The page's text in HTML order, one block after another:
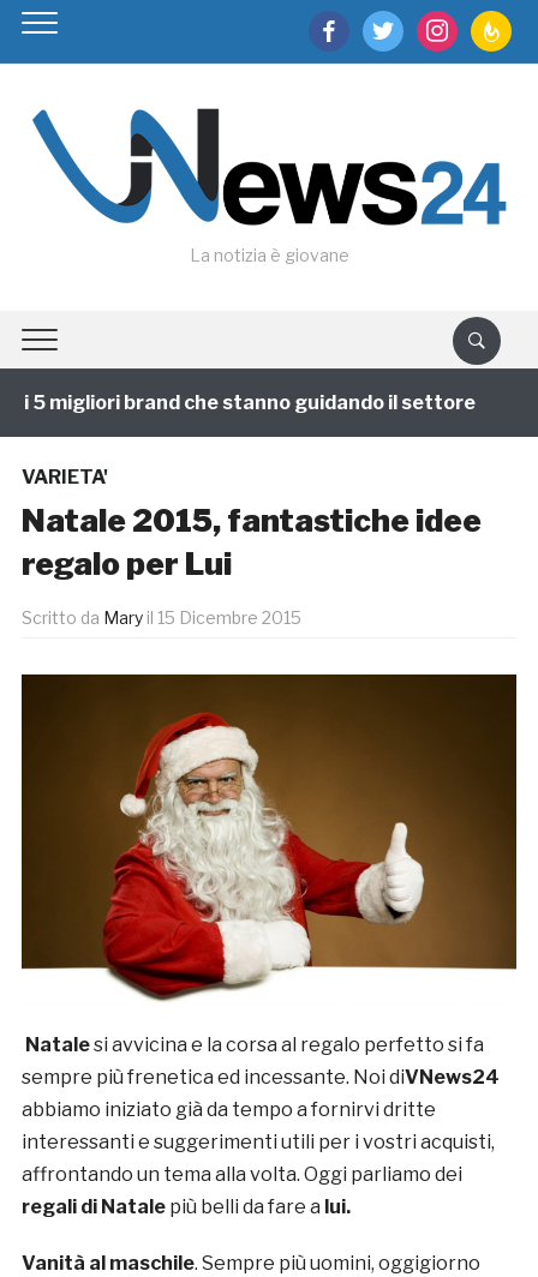
facebooktwitter instagram
La notizia è giovane
5 migliori brand che stanno guidando il settore
VARIETA'
Natale 2015, fantastiche idee
regalo per Lui
Scritto da Mary il 15 Dicembre 2015
Natalesi avvicina e la corsa al regalo perfetto si fa
sempre più frenetica ed incessante. Noi diVNews24
abbiamo iniziato già da tempo a fornirvi dritte
interessanti e suggerimenti utili per i vostri acquisti,
affrontando un tema alla volta. Oggi parliamo dei
regali di Natalepiù belli da fare a lui.
Vanità al maschile. Sempre più uomini, oggigiorno